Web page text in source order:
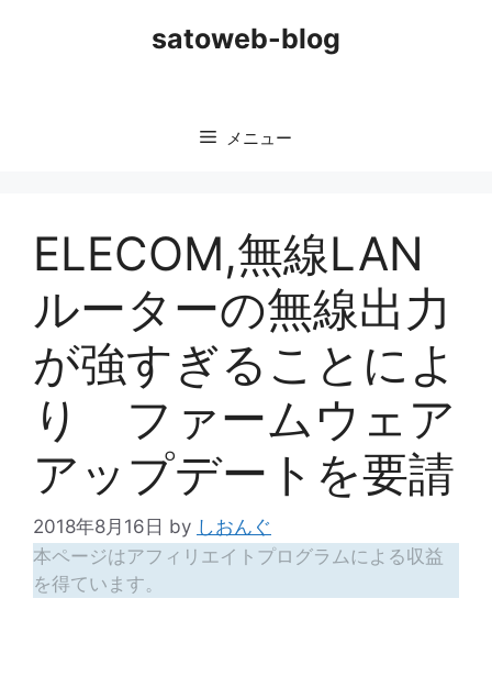
satoweb-blog
メニュー
ELECOM,無線LAN
ルーターの無線出力
が強すぎることによ
り ファームウェア
アップデートを要請
2018年8月16日 by しおんぐ
本ページはアフィリエイトプログラムによる収益
を得ています。